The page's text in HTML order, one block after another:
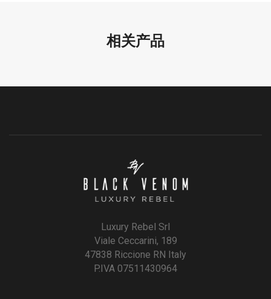
相关产品
Luxury Rebel Srl
Viale Ceccarini, 189
47838 Riccione RN Italy
P.IVA 07511430964